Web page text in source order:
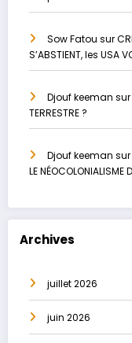
Sow Fatou sur
S’ABSTIENT, les USA
Djouf keeman sur
TERRESTRE ?
Djouf keeman sur
LE NÉOCOLONIALISME
Archives
juillet 2026
juin 2026